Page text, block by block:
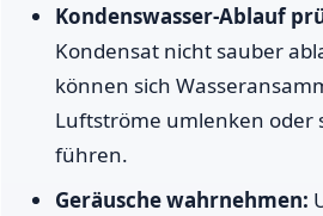
Kondenswasser-Ablauf
Kondensat nicht sauber
können sich
Luftströme umlenken oder
führen.
Geräusche wahrnehmen: